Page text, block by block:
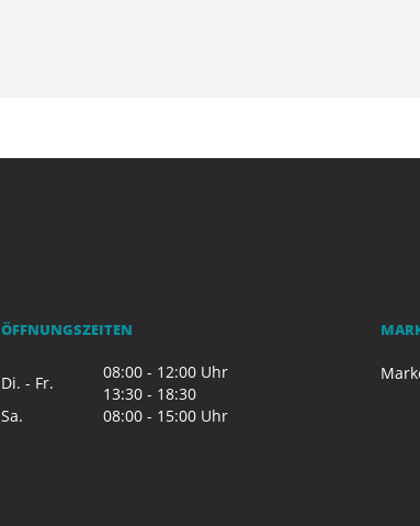
ÖFFNUNGSZEITEN
Di. - Fr.
08:00 - 12:00 Uhr
13:30 - 18:30
Sa.
08:00 - 15:00 Uhr